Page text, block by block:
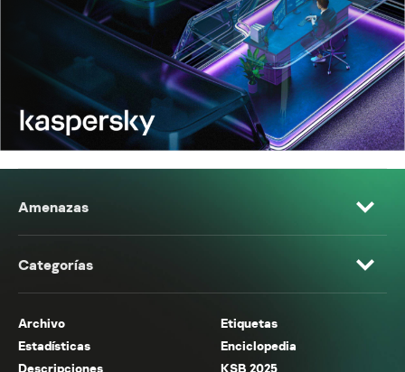
Amenazas
Categorías
Archivo
Etiquetas
Estadísticas
Enciclopedia
Descripciones
KSB 2025